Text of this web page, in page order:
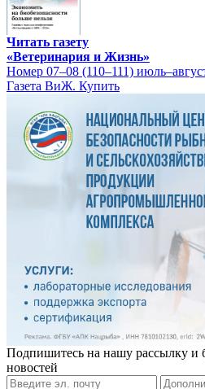
Читать газету
«Ветеринария и Жизнь»
Номер 07–08 (110–111)
Газета ВиЖ. Купить
Подпишитесь на нашу рассылку и
новостей